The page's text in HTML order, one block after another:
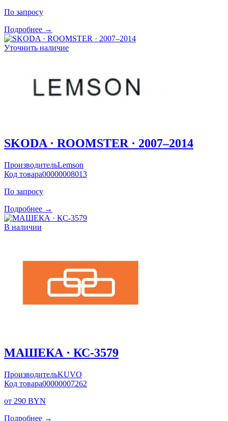
По запросу
Подробнее →
Уточнить наличие
SKODA · ROOMSTER · 2007–2014
ПроизводительLemson
Код товара00000008013
По запросу
Подробнее →
В наличии
МАШЕКА · КС-3579
ПроизводительKUVO
Код товара00000007262
от 290 BYN
Подробнее →